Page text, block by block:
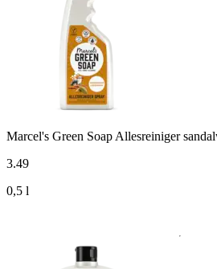
Marcel's Green Soap Allesreiniger
3.49
0,5 l